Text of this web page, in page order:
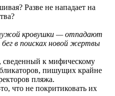
Разве не нападает на
кровушки — отпадают
в поисках новой жертвы
сведенный к мифическому
пишущих крайне
пляжа.
что не покритиковать их